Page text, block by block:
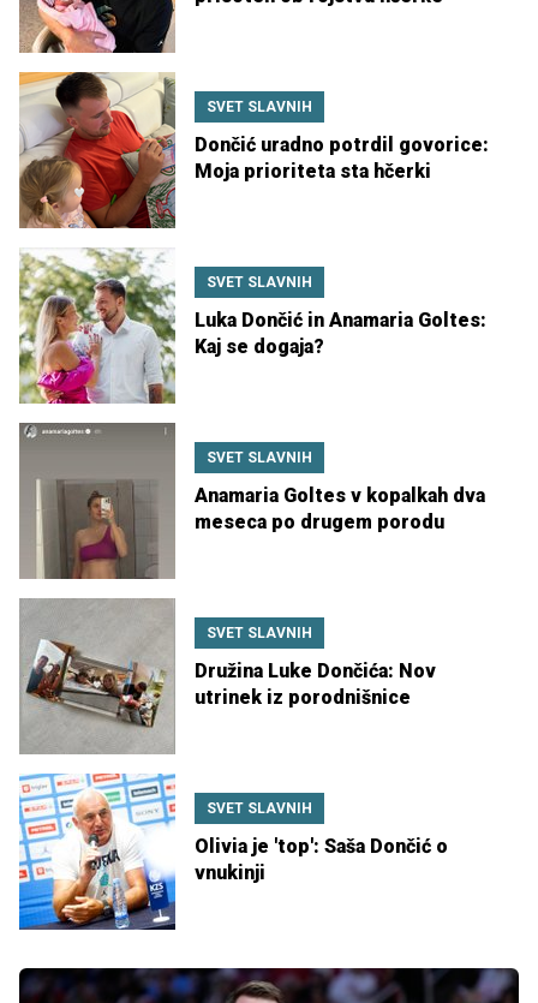
SVET SLAVNIH
Dončić uradno potrdil govorice:
Moja prioriteta sta hčerki
SVET SLAVNIH
Luka Dončić in Anamaria Goltes:
Kaj se dogaja?
SVET SLAVNIH
Anamaria Goltes v kopalkah dva
meseca po drugem porodu
SVET SLAVNIH
Družina Luke Dončića: Nov
utrinek iz porodnišnice
SVET SLAVNIH
Olivia je 'top': Saša Dončić o
vnukinji